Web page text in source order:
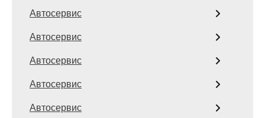
Автосервис
Автосервис
Автосервис
Автосервис
Автосервис